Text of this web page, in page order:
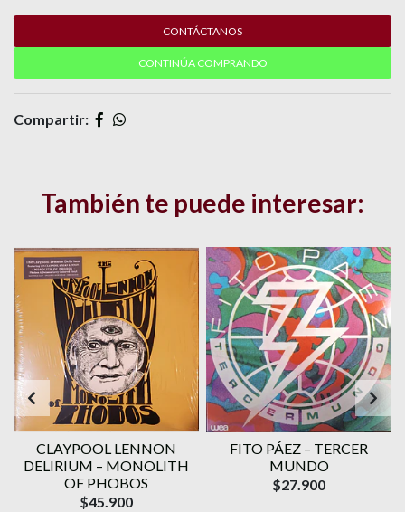
CONTÁCTANOS
CONTINÚA COMPRANDO
Compartir:
También te puede interesar:
CLAYPOOL LENNON
DELIRIUM – MONOLITH
OF PHOBOS
$45.900
FITO PÁEZ – TERCER
MUNDO
$27.900